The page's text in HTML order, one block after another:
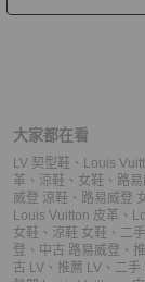
大家都在看
LV 契型鞋 、 Louis
革 、 涼鞋 、 女鞋 、 路
威登 涼鞋 、 路易威登
Louis Vuitton 皮革 、
女鞋 、 涼鞋 女鞋 、 二
登 、 中古 路易威登 、
古 LV 、 推薦 LV 、 二手